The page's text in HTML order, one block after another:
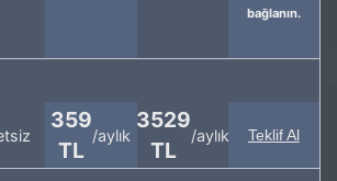
bağlanın.
359
TL
/aylık
3529
TL
/aylık Teklif Al